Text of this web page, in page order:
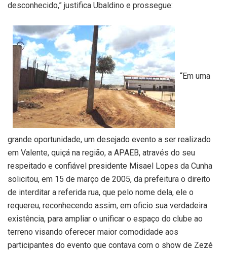
desconhecido,” justifica Ubaldino e prossegue:
“Em uma
grande oportunidade, um desejado evento a ser realizado
em Valente, quiçá na região, a APAEB, através do seu
respeitado e confiável presidente Misael Lopes da Cunha
solicitou, em 15 de março de 2005, da prefeitura o direito
de interditar a referida rua, que pelo nome dela, ele o
requereu, reconhecendo assim, em oficio sua verdadeira
existência, para ampliar o unificar o espaço do clube ao
terreno visando oferecer maior comodidade aos
participantes do evento que contava com o show de Zezé